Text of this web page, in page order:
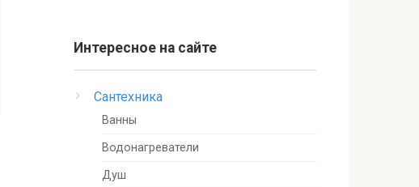
Интересное на сайте
Сантехника
Ванны
Водонагреватели
Душ